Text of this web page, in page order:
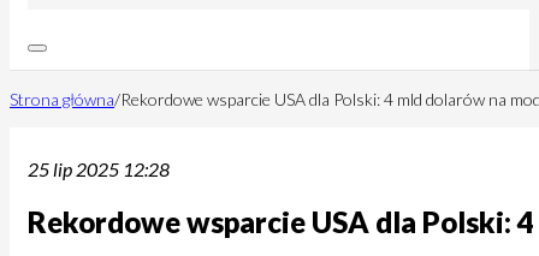
Strona główna/Rekordowe wsparcie USA dla Polski: 4 mld dolarów na
25 lip 2025 12:28
Rekordowe wsparcie USA dla Polski: